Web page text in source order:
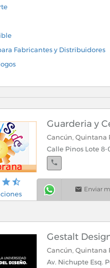
Fabricantes y Distribuidores
Guarderia y
Cancún, Quintana
Calle Pinos Lote 8-
Enviar
Gestalt
Cancún, Quintana
Av. Nichupte Esq.